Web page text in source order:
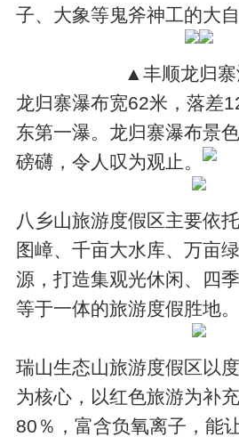
子、大象等鬼斧神工的大自
▲丰顺龙归寨
龙归寨瀑布宽62米，落差
东第一瀑。龙归寨瀑布景
磅礴，令人叹为观止。
八乡山旅游度假区主要依
图嶂、千亩大水库、万亩
源，打造集观光休闲、四
等于一体的旅游度假胜地。
瑞山生态山旅游度假区以
为核心，以红色旅游为补
80％，富含负氧离子，能